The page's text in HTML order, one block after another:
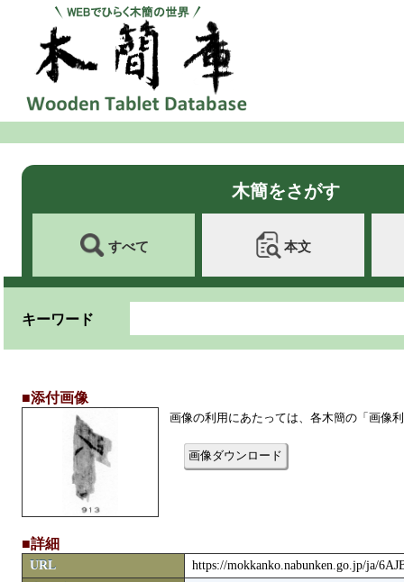
木簡をさがす
すべて 本文
キーワード
■添付画像
画像の利用にあたっては、各木簡の「画像
画像ダウンロード
■詳細
URL
https://mokkanko.nabunken.go.jp/ja/